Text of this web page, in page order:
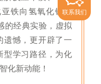
铁向氢氧化铁转
的经典实验，虚拟
遗憾，更开辟了一
型学习路径，为化
化新动能！
联系我们